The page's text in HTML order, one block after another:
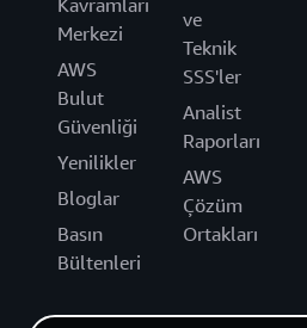
Kavramları
Merkezi
AWS
Bulut
Güvenliği
Yenilikler
Bloglar
Basın
Bültenleri
ve
Teknik
SSS'ler
Analist
Raporları
AWS
Çözüm
Ortakları